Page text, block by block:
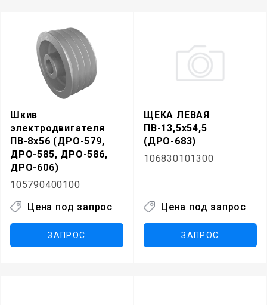
Шкив
электродвигателя
ПВ-8х56 (ДРО-579,
ДРО-585, ДРО-586,
ДРО-606)
105790400100
Цена под запрос
ЗАПРОС
ЩЕКА ЛЕВАЯ
ПВ-13,5х54,5
(ДРО-683)
106830101300
Цена под запрос
ЗАПРОС